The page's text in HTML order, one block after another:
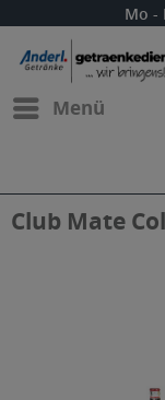
Mo -
Menü
Club Mate